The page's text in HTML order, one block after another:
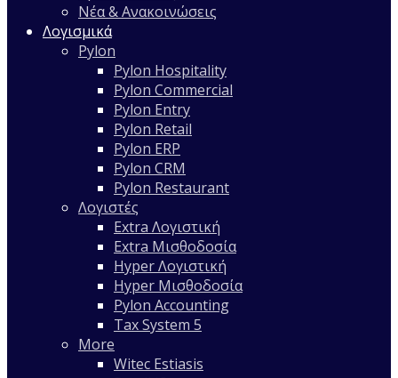
Νέα & Ανακοινώσεις
Λογισμικά
Pylon
Pylon Hospitality
Pylon Commercial
Pylon Entry
Pylon Retail
Pylon ERP
Pylon CRM
Pylon Restaurant
Λογιστές
Extra Λογιστική
Extra Μισθοδοσία
Hyper Λογιστική
Hyper Μισθοδοσία
Pylon Accounting
Tax System 5
More
Witec Estiasis